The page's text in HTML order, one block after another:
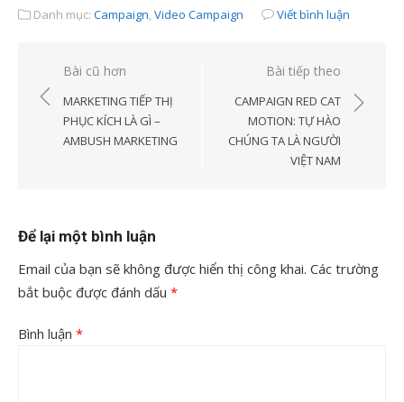
Danh mục: Campaign,Video Campaign Viết bình luận
Điều
hướng
viết
Bài cũ hơn
MARKETING TIẾP THỊ
PHỤC KÍCH LÀ GÌ –
AMBUSH MARKETING
Bài tiếp theo
CAMPAIGN RED CAT
MOTION: TỰ HÀO
CHÚNG TA LÀ NGƯỜI
VIỆT NAM
Để lại một bình luận
Email của bạn sẽ không được hiển thị công khai. Các trường
bắt buộc được đánh dấu *
Bình luận *